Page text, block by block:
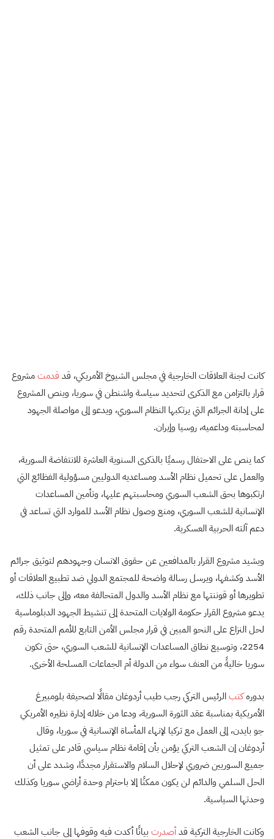
كانت لجنة العلاقات الخارجية في مجلس الشيوخ الأمريكي، قد قدمتمشروع
قرار بالتزامن مع الذكرى لتحديد سياسة واشنطن في سوريا، وينص المشروع
على إدانة الجرائم التي يرتكبها النظام السوري، ويدعو إلى مواصلة الجهود
لمحاسبته وداعميه، روسيا وإيران.
كما ينص على الاحتفال رسميًا بالذكرى السنوية العاشرة للانتفاضة السورية،
والعمل على تحميل نظام الأسد ومساعديه الدوليين مسؤولية الفظائع التي
ارتكبوها بحق الشعب السوري ومحاسبتهم عليها، وتأمين المساعدات
الإنسانية للشعب السوري، ومنع وصول نظام الأسد للموارد التي تساعد في
دعم آلته الحربية العسكرية.
ويشيد مشروع القرار بالمدافعين عن حقوق الانسان وجهودهم لتوثيق جرائم
الأسد وكشفها، ويرسل رسالة واضحة للمجتمع الدولي ضد تطبيع العلاقات أو
تطويرها أو قوننتها مع نظام الأسد والدول المتحالفة معه، وإلى جانب ذلك،
يدعو مشروع القرار حكومة الولايات المتحدة إلى تنشيط الجهود الدبلوماسية
لحل النزاع على النحو المبين في قرار مجلس الأمن التابع للأمم المتحدة رقم
2254، وتوسيع نطاق المساعدات الإنسانية للشعب السوري، حتى تكون
سوريا خاليةً من العنف سواء من الدولة أم الجماعات المسلحة الأخرى.
بدورهكتبالرئيس التركي رجب طيب أردوغان مقالًا لصحيفة بلومبيرغ
الأمريكية بمناسبة عقد الثورة السورية، ودعا من خلاله إدارة نظيره الأمريكي
جو بايدن، إلى العمل مع تركيا لإنهاء المأساة الإنسانية في سوريا، وقال
أردوغان إن الشعب التركي يؤمن بأن إقامة نظام سياسي قادر على تمثيل
جميع السوريين ضروري لإحلال السلام والاستقرار مجددًا، وشدد على أن
الحل السلمي والدائم لن يكون ممكنًا إلا باحترام وحدة أراضي سوريا وكذلك
وحدتها السياسية.
وكانت الخارجية التركية قدأصدرت بيانًا أكدت فيه وقوفها إلى جانب الشعب